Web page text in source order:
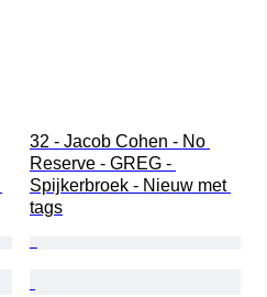
32 - Jacob Cohen - No
Reserve - GREG -
Spijkerbroek - Nieuw met
tags